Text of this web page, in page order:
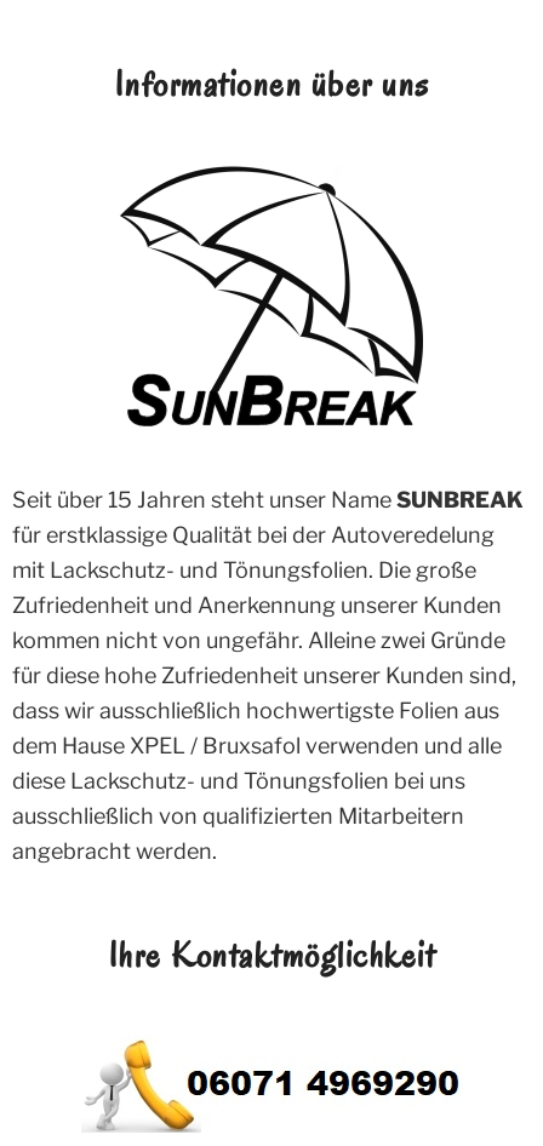
Informationen über uns
Seit über 15 Jahren steht unser NameSUNBREAK
für erstklassige Qualität bei der Autoveredelung
mit Lackschutz- und Tönungsfolien. Die große
Zufriedenheit und Anerkennung unserer Kunden
kommen nicht von ungefähr. Alleine zwei Gründe
für diese hohe Zufriedenheit unserer Kunden sind,
dass wir ausschließlich hochwertigste Folien aus
dem Hause XPEL / Bruxsafol verwenden und alle
diese Lackschutz- und Tönungsfolien bei uns
ausschließlich von qualifizierten Mitarbeitern
angebracht werden.
Ihre Kontaktmöglichkeit